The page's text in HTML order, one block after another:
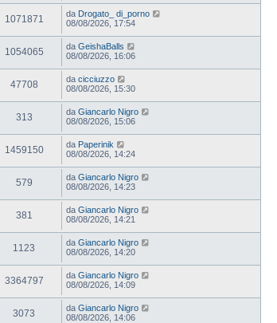
1071871 da Drogato_ di_porno
08/08/2026, 17:54
1054065 da GeishaBalls
08/08/2026, 16:06
47708 da cicciuzzo
08/08/2026, 15:30
313 da Giancarlo Nigro
08/08/2026, 15:06
1459150 da Paperinik
08/08/2026, 14:24
579 da Giancarlo Nigro
08/08/2026, 14:23
381 da Giancarlo Nigro
08/08/2026, 14:21
1123 da Giancarlo Nigro
08/08/2026, 14:20
3364797 da Giancarlo Nigro
08/08/2026, 14:09
3073 da Giancarlo Nigro
08/08/2026, 14:06